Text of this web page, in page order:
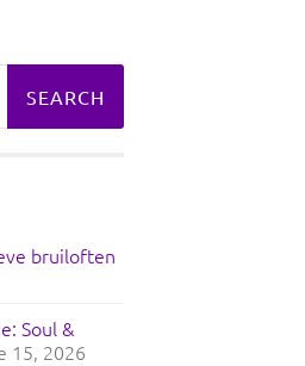
bruiloften
Soul &
15, 2026